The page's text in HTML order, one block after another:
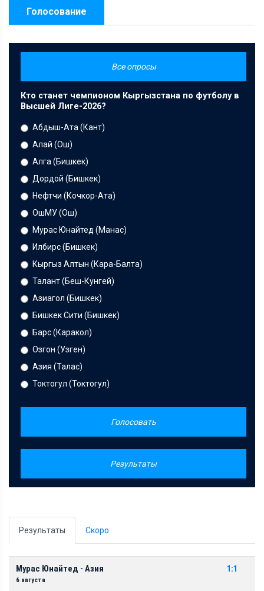
Голосование
Все опросы
Кто станет чемпионом Кыргызстана по футболу в
Высшей Лиге-2026?
Абдыш-Ата (Кант)
Алай (Ош)
Алга (Бишкек)
Дордой (Бишкек)
Нефтчи (Кочкор-Ата)
ОшМУ (Ош)
Мурас Юнайтед (Манас)
Илбирс (Бишкек)
Кыргыз Алтын (Кара-Балта)
Талант (Беш-Кунгей)
Азиагол (Бишкек)
Бишкек Сити (Бишкек)
Барс (Каракол)
Озгон (Узген)
Азия (Талас)
Токтогул (Токтогул)
Голосовать
Результаты
Результаты Скоро
Мурас Юнайтед - Азия
6 августа
1:1